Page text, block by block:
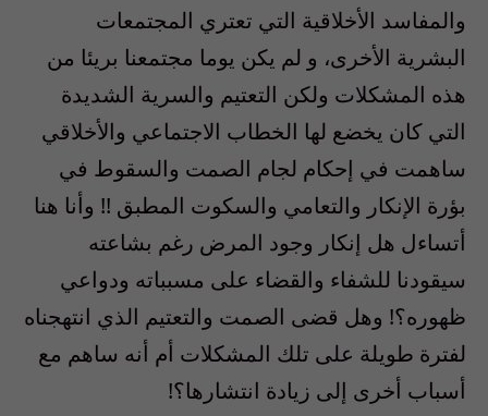
والمفاسد الأخلاقية التي تعتري المجتمعات
البشرية الأخرى، و لم يكن يوما مجتمعنا بريئا من
هذه المشكلات ولكن التعتيم والسرية الشديدة
التي كان يخضع لها الخطاب الاجتماعي والأخلاقي
ساهمت في إحكام لجام الصمت والسقوط في
بؤرة الإنكار والتعامي والسكوت المطبق !! وأنا هنا
أتساءل هل إنكار وجود المرض رغم بشاعته
سيقودنا للشفاء والقضاء على مسبباته ودواعي
ظهوره؟! وهل قضى الصمت والتعتيم الذي انتهجناه
لفترة طويلة على تلك المشكلات أم أنه ساهم مع
أسباب أخرى إلى زيادة انتشارها؟!